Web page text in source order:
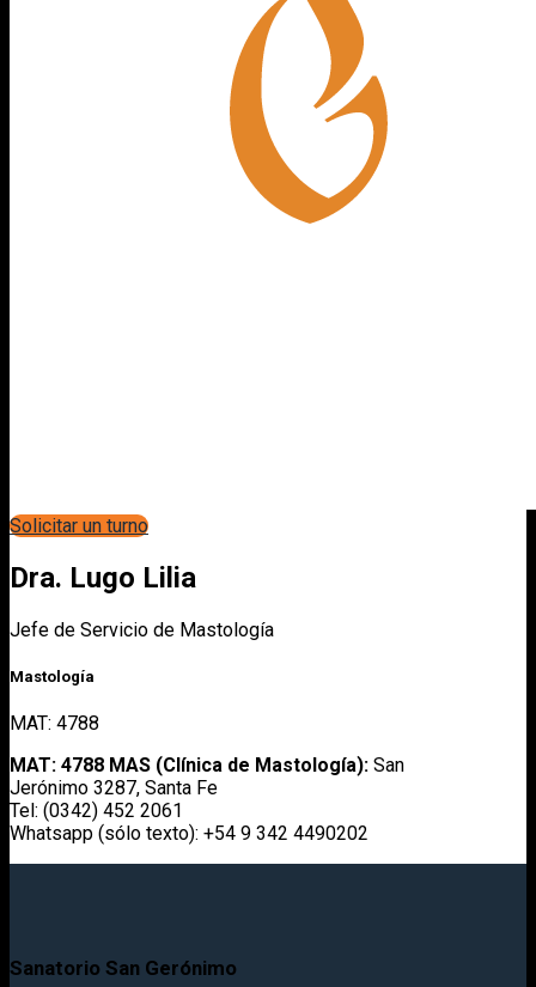
Solicitar un turno
Dra. Lugo Lilia
Jefe de Servicio de Mastología
Mastología
MAT: 4788
MAT: 4788 MAS (Clínica de Mastología): San
Jerónimo 3287, Santa Fe
Tel: (0342) 452 2061
Whatsapp (sólo texto): +54 9 342 4490202
Sanatorio San Gerónimo